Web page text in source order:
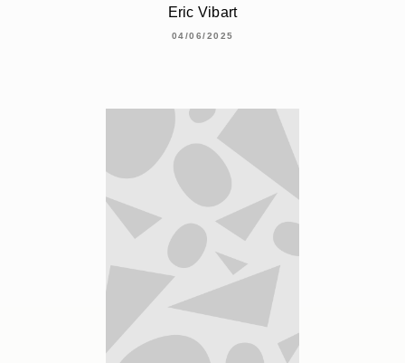
Eric Vibart
04/06/2025